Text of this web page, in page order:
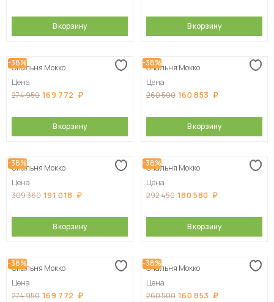
В корзину В корзину
-38%
Спальня Мокко
Цена
274 950 169 772
В корзину
-38%
Спальня Мокко
Цена
260 500 160 853
В корзину
-38%
Спальня Мокко
Цена
309 360 191 018
В корзину
-38%
Спальня Мокко
Цена
292 450 180 580
В корзину
-38%
Спальня Мокко
Цена
274 950 169 772
-38%
Спальня Мокко
Цена
260 500 160 853